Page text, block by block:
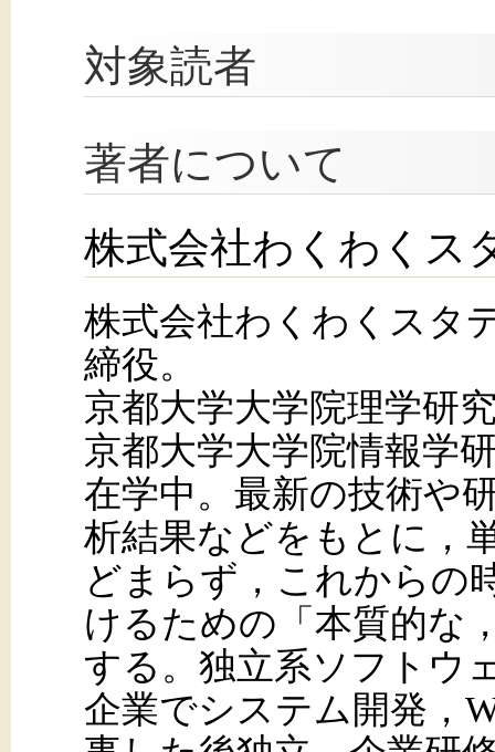
対象読者
著者について
株式会社わくわくス
株式会社わくわくスタ
締役。
京都大学大学院理学研
京都大学大学院情報学
在学中。最新の技術や
析結果などをもとに，
どまらず，これからの
けるための「本質的な
する。独立系ソフトウ
企業でシステム開発，